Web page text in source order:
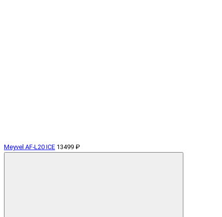
Meyvel AF-L20 ICE 13499 ₽